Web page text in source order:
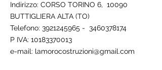
Indirizzo: CORSO TORINO 6, 10090
BUTTIGLIERA ALTA (TO)
Telefono: 3921245965 - 3460378174
P IVA: 10183370013
e-mail: lamorocostruzioni@gmail.com